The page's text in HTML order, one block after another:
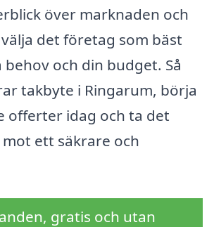
över marknaden och
det företag som bäst
och din budget. Så
takbyte i Ringarum, börja
offerter idag och ta det
ett säkrare och
gratis och utan